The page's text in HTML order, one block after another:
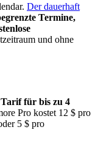
Der dauerhaft
Termine,
und ohne
Tarif für bis zu 4
Pro kostet 12 $ pro
5 $ pro